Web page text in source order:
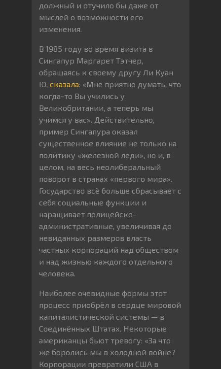
должный и отучило бы даже от
мыслей о возможности его
изменения.
В 1985 году во время визита в
Сингапур Маргарет Тэтчер,
обращаясь к своему другу Ли Куан
Ю, сказала: «Мне приятно думать, что
когда-то Вы учились у
Великобритании, а теперь мы
учимся у вас». Действительно,
пример Сингапура оказал
существенное влияние не только на
политику «железной леди», но и, в
целом, на весь неолиберальный
поворот в странах «первого мира».
Государство всё больше сбрасывает с
себя социальные функции и
наращивает полицейско-
административные, увеличивая до
невиданных размеров власть
частных корпораций над обществом
и над жизнью каждого отдельного
человека.
Наиболее очевидные формы этот
процесс приобрёл в сердце мировой
капиталистической системы — в
Соединённых Штатах. Некоторые
американцы бьют тревогу: «За что
же боролись мы в холодной войне?
Корпорации превратили США в